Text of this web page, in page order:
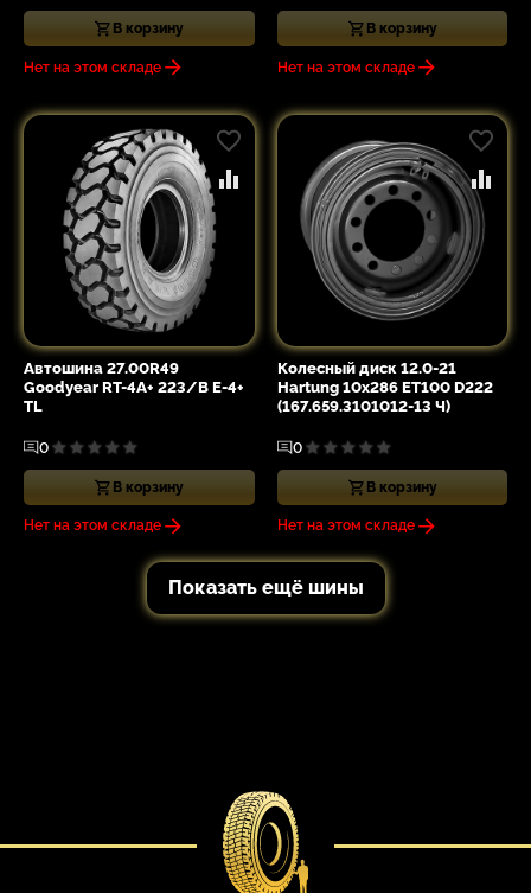
В корзину
Нет на этом складе
В корзину
Нет на этом складе
Автошина 27.00R49
Goodyear RT-4A+ 223/B E-4+
TL
0
В корзину
Нет на этом складе
Колесный диск 12.0-21
Hartung 10x286 ET100 D222
(167.659.3101012-13 Ч)
0
В корзину
Нет на этом складе
Показать ещё шины